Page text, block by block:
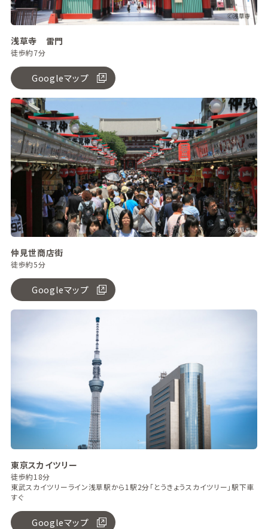
浅草寺 雷門
徒歩約7分
Googleマップ
仲見世商店街
徒歩約5分
Googleマップ
東京スカイツリー
徒歩約18分
東武スカイツリーライン浅草駅から1駅2分「とうきょうスカイツリー」駅下車
すぐ
Googleマップ